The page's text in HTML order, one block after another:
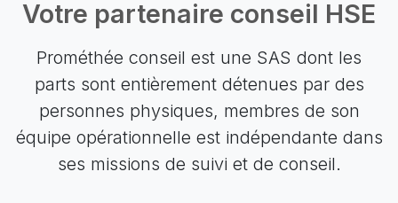
Votre partenaire conseil HSE
Prométhée conseil est une SAS dont les
parts sont entièrement détenues par des
personnes physiques, membres de son
équipe opérationnelle est indépendante dans
ses missions de suivi et de conseil.